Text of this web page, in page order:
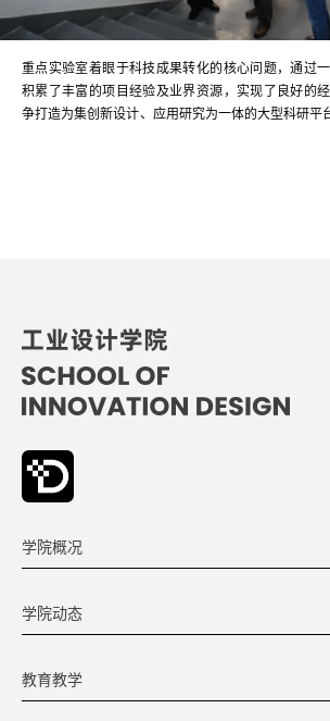
重点实验室着眼于科技成果转化的核心问题，通过
积累了丰富的项目经验及业界资源，实现了良好的
争打造为集创新设计、应用研究为一体的大型科研平
学院概况
学院动态
教育教学